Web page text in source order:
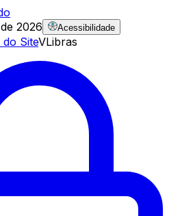
2026
Acessibilidade
do SiteVLibras